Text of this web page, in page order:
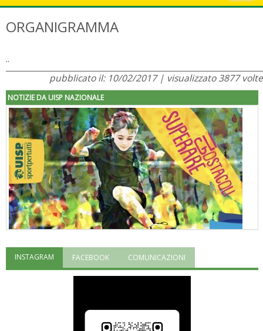
ORGANIGRAMMA
..
pubblicato il: 10/02/2017 | visualizzato 3877 volte
NOTIZIE DA UISP NAZIONALE
"Superare gli ostacoli": la relazione di Tiziano Pesce al CN Uisp
INSTAGRAM FACEBOOK COMUNICAZIONI